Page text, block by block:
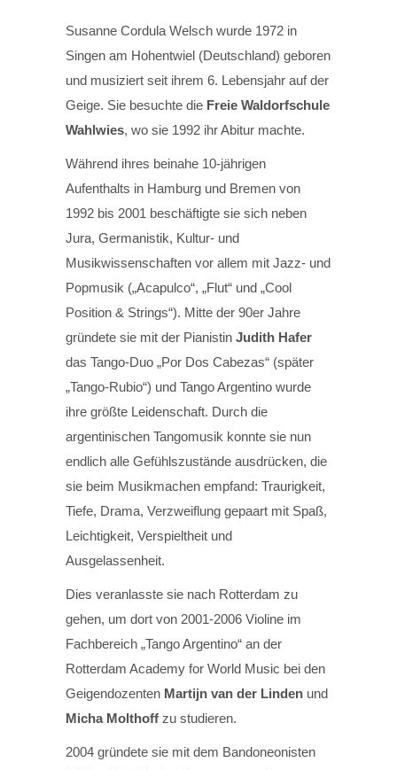
Susanne Cordula Welsch wurde 1972 in
Singen am Hohentwiel (Deutschland) geboren
und musiziert seit ihrem 6. Lebensjahr auf der
Geige. Sie besuchte die Freie Waldorfschule
Wahlwies, wo sie 1992 ihr Abitur machte.
Während ihres beinahe 10-jährigen
Aufenthalts in Hamburg und Bremen von
1992 bis 2001 beschäftigte sie sich neben
Jura, Germanistik, Kultur- und
Musikwissenschaften vor allem mit Jazz- und
Popmusik („Acapulco“, „Flut“ und „Cool
Position & Strings“). Mitte der 90er Jahre
gründete sie mit der Pianistin Judith Hafer
das Tango-Duo „Por Dos Cabezas“ (später
„Tango-Rubio“) und Tango Argentino wurde
ihre größte Leidenschaft. Durch die
argentinischen Tangomusik konnte sie nun
endlich alle Gefühlszustände ausdrücken, die
sie beim Musikmachen empfand: Traurigkeit,
Tiefe, Drama, Verzweiflung gepaart mit Spaß,
Leichtigkeit, Verspieltheit und
Ausgelassenheit.
Dies veranlasste sie nach Rotterdam zu
gehen, um dort von 2001-2006 Violine im
Fachbereich „Tango Argentino“ an der
Rotterdam Academy for World Music bei den
Geigendozenten Martijn van der Linden und
Micha Molthoff zu studieren.
2004 gründete sie mit dem Bandoneonisten